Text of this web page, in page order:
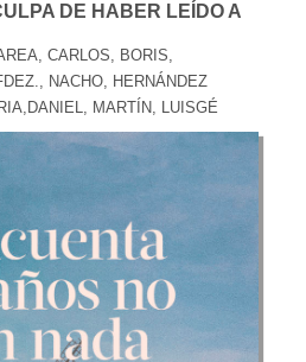
DE HABER LEÍDO A
CARLOS, BORIS,
NACHO, HERNÁNDEZ
MARTÍN, LUISGÉ